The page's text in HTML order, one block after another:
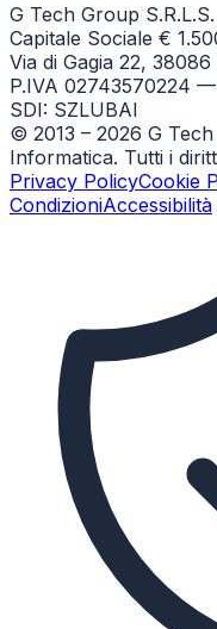
G Tech Group S.R.L.S.
Capitale Sociale €
Via di Gagia 22,
P.IVA 02743570224
SDI: SZLUBAI
© 2013 – 2026 G
Informatica. Tutti i
Privacy PolicyCookie
CondizioniAccessibilità